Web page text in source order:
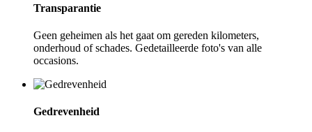
Transparantie
Geen geheimen als het gaat om gereden kilometers,
onderhoud of schades. Gedetailleerde foto's van alle
occasions.
Gedrevenheid